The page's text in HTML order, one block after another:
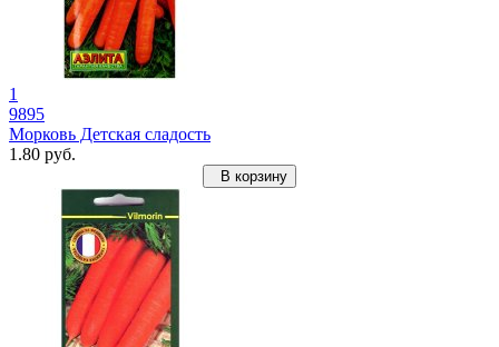
1
9895
Морковь Детская сладость
1.80 руб.
В корзину